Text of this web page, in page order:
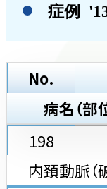
症例
No.
病名（部
198
内頚動脈（